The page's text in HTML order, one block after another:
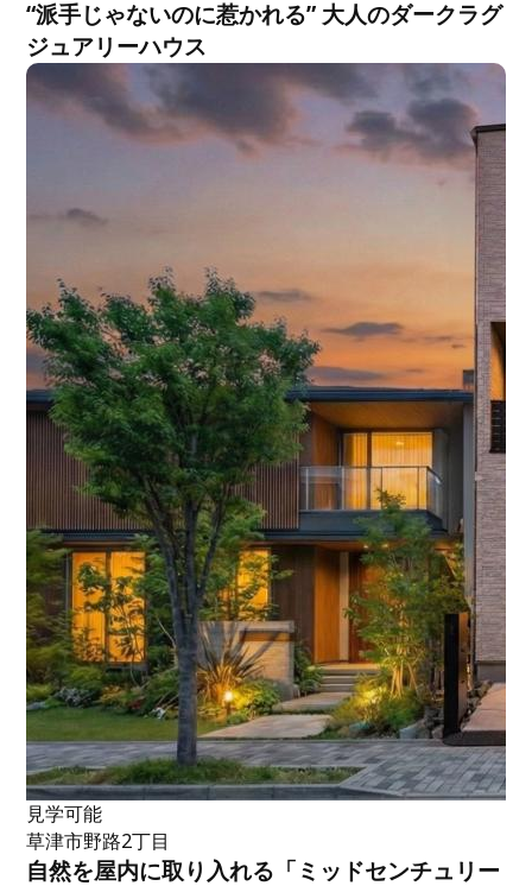
“派手じゃないのに惹かれる” 大人のダークラグ
ジュアリーハウス
見学可能
草津市野路2丁目
自然を屋内に取り入れる「ミッドセンチュリー